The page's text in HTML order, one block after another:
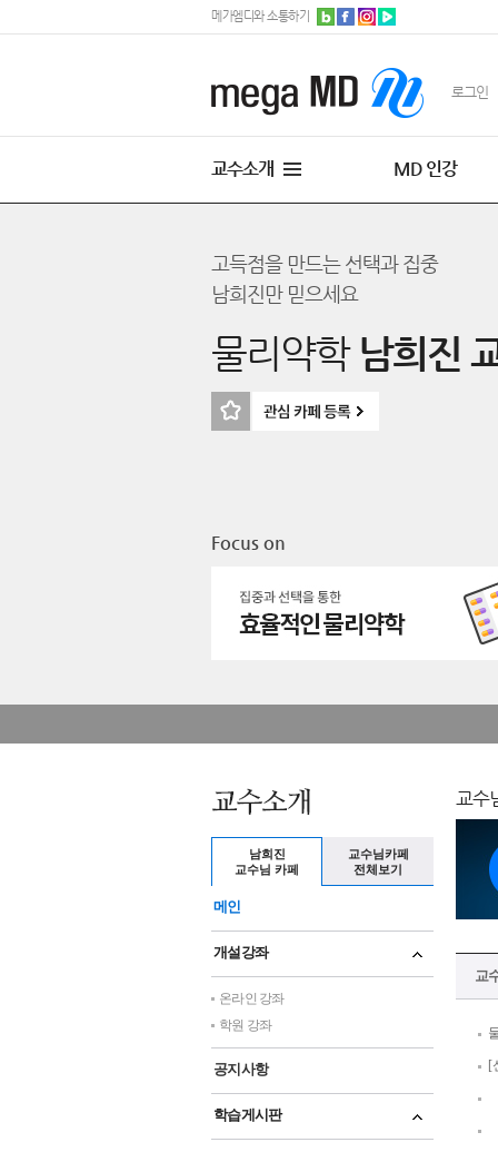
메가엠디와 소통하기
로그인
교수소개 MD 인강
고득점을 만드는 선택과 집중
남희진만 믿으세요
물리약학 남희진
Focus on
남희진
교수님 카페
교수님카페
전체보기
메인
개설강좌
온라인 강좌
학원 강좌
공지사항
학습게시판
교수
교
[